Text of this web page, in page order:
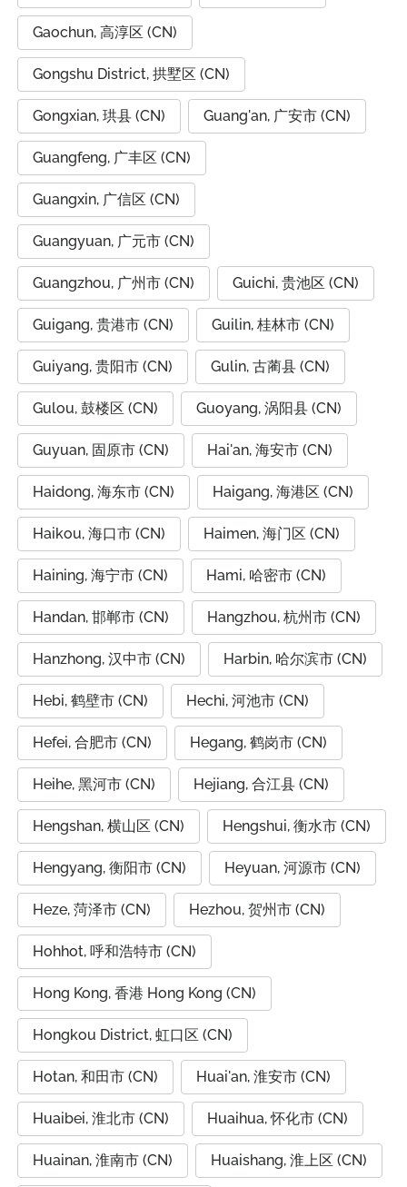
Gaochun, 高淳区 (CN)
Gongshu District, 拱墅区 (CN)
Gongxian, 珙县 (CN) Guang'an, 广安市 (CN)
Guangfeng, 广丰区 (CN)
Guangxin, 广信区 (CN)
Guangyuan, 广元市 (CN)
Guangzhou, 广州市 (CN) Guichi, 贵池区 (CN)
Guigang, 贵港市 (CN) Guilin, 桂林市 (CN)
Guiyang, 贵阳市 (CN) Gulin, 古蔺县 (CN)
Gulou, 鼓楼区 (CN) Guoyang, 涡阳县 (CN)
Guyuan, 固原市 (CN) Hai'an, 海安市 (CN)
Haidong, 海东市 (CN) Haigang, 海港区 (CN)
Haikou, 海口市 (CN) Haimen, 海门区 (CN)
Haining, 海宁市 (CN) Hami, 哈密市 (CN)
Handan, 邯郸市 (CN) Hangzhou, 杭州市 (CN)
Hanzhong, 汉中市 (CN) Harbin, 哈尔滨市 (CN)
Hebi, 鹤壁市 (CN) Hechi, 河池市 (CN)
Hefei, 合肥市 (CN) Hegang, 鹤岗市 (CN)
Heihe, 黑河市 (CN) Hejiang, 合江县 (CN)
Hengshan, 横山区 (CN) Hengshui, 衡水市 (CN)
Hengyang, 衡阳市 (CN) Heyuan, 河源市 (CN)
Heze, 菏泽市 (CN) Hezhou, 贺州市 (CN)
Hohhot, 呼和浩特市 (CN)
Hong Kong, 香港 Hong Kong (CN)
Hongkou District, 虹口区 (CN)
Hotan, 和田市 (CN) Huai'an, 淮安市 (CN)
Huaibei, 淮北市 (CN) Huaihua, 怀化市 (CN)
Huainan, 淮南市 (CN) Huaishang, 淮上区 (CN)